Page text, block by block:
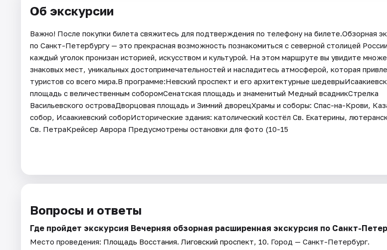
Об экскурсии
Важно! После покупки билета свяжитесь для подтверждения по телефону на билете.Обзорная
по Санкт-Петербургу — это прекрасная возможность познакомиться с северной столицей
каждый уголок пронизан историей, искусством и культурой. На этом маршруте вы увидите
знаковых мест, уникальных достопримечательностей и насладитесь атмосферой, которая
туристов со всего мира.В программе:Невский проспект и его архитектурные
площадь с величественным соборомСенатская площадь и знаменитый Медный всадникСтрелка
Васильевского островаДворцовая площадь и Зимний дворецХрамы и соборы: Спас-на-Крови,
собор, Исаакиевский соборИсторические здания: католический костёл Св. Екатерины,
Св. ПетраКрейсер Аврора Предусмотрены остановки для фото (10-15
Вопросы и ответы
Где пройдет экскурсия Вечерняя обзорная расширенная экскурсия по Санкт-
Место проведения: Площадь Восстания. Лиговский проспект, 10. Город — Санкт-Петербург.